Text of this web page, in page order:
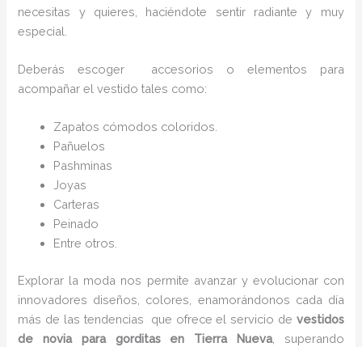
necesitas y quieres, haciéndote sentir radiante y muy
especial.
Deberás escoger accesorios o elementos para
acompañar el vestido tales como:
Zapatos cómodos coloridos.
Pañuelos
Pashminas
Joyas
Carteras
Peinado
Entre otros.
Explorar la moda nos permite avanzar y evolucionar con
innovadores diseños, colores, enamorándonos cada día
más de las tendencias que ofrece el servicio de vestidos
de novia para gorditas en Tierra Nueva, superando